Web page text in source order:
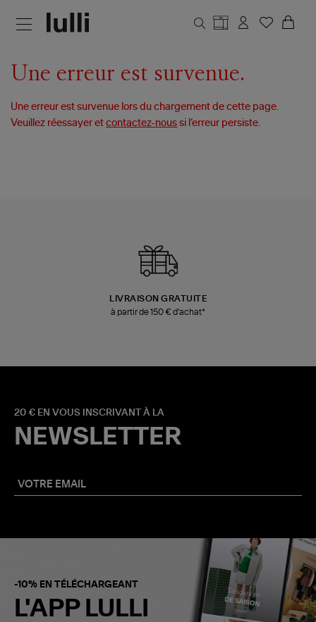
Une erreur est survenue.
Une erreur est survenue lors du chargement de cette page.
Veuillez réessayer etcontactez-nous si l’erreur persiste.
LIVRAISON GRATUITE
à partir de 150 € d'achat*
20 € EN VOUS INSCRIVANT À LA
NEWSLETTER
-10% EN TÉLÉCHARGEANT
L'APP LULLI